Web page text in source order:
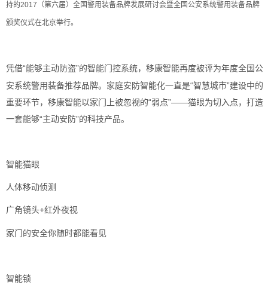
持的2017 （第六届）全国警用装备品牌发展研讨会暨全国公安系统警用装备品牌
颁奖仪式在北京举行。
凭借“能够主动防盗”的智能门控系统，移康智能再度被评为年度全国公
安系统警用装备推荐品牌。家庭安防智能化一直是“智慧城市”建设中的
重要环节，移康智能以家门上被忽视的“弱点”——猫眼为切入点，打造
一套能够“主动安防”的科技产品。
智能猫眼
人体移动侦测
广角镜头+红外夜视
家门的安全你随时都能看见
智能锁